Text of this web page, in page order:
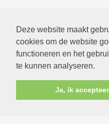
Deze website maakt
cookies om de website
functioneren en het
te kunnen analyseren.
Ja, ik